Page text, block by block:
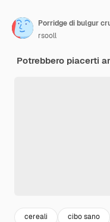
Porridge di bulgur
rsooll
Potrebbero piacerti
cereali cibo sano